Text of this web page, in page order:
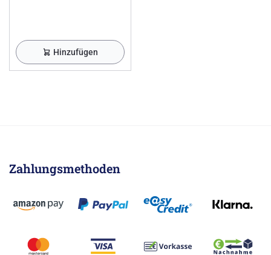
Hinzufügen
Zahlungsmethoden